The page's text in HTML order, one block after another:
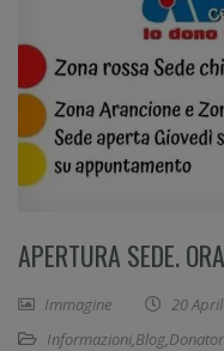
APERTURA SEDE.
Immagine
20
Informazioni,Blog,